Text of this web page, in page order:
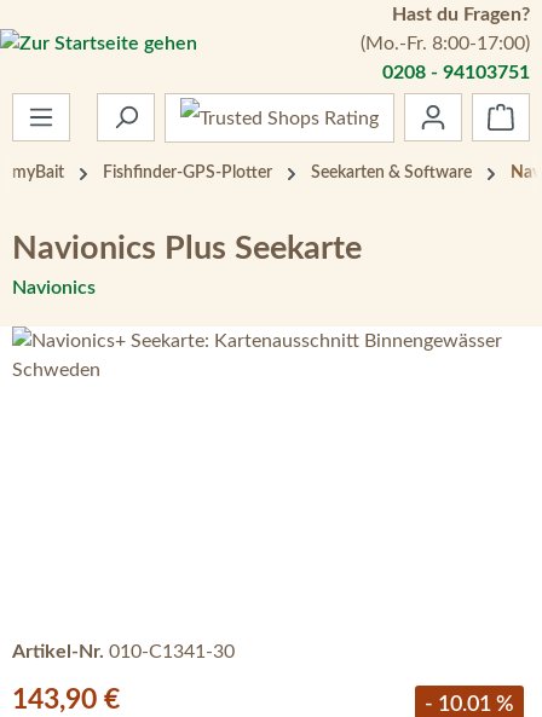
Zum Hauptinhalt springen
Hast du Fragen?
(Mo.-Fr. 8:00-17:00)
0208 - 94103751
myBait Fishfinder-GPS-Plotter Seekarten & Software
Navionics Plus Seekarte
Navionics
Bildergalerie überspringen
Artikel-Nr. 010-C1341-30
Verkaufspreis:
143,90 € - 10.01 %